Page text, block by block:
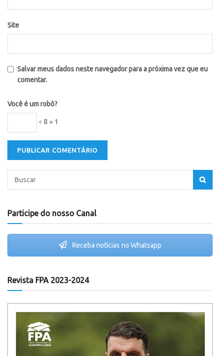
Site
Salvar meus dados neste navegador para a próxima vez que eu
comentar.
Você é um robô?
÷ 8 = 1
Participe do nosso Canal
Receba notícias no Whatsapp
Revista FPA 2023-2024